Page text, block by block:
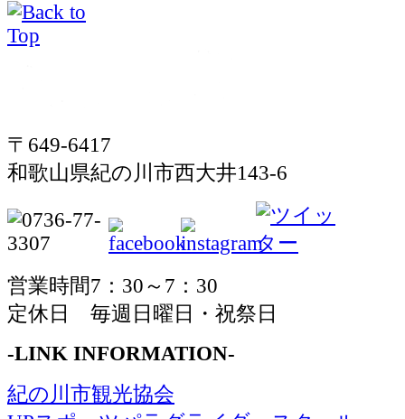
〒649-6417
和歌山県紀の川市西大井143-6
営業時間7：30～7：30
定休日 毎週日曜日・祝祭日
-LINK INFORMATION-
紀の川市観光協会